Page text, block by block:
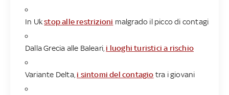
In Ukstop alle restrizioni malgrado il picco di contagi
Dalla Grecia alle Baleari, i luoghi turistici a rischio
Variante Delta, i sintomi del contagio tra i giovani